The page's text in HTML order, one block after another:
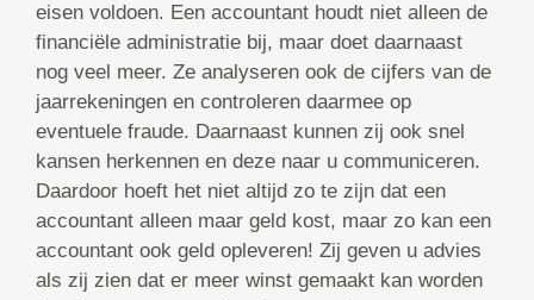
eisen voldoen. Een accountant houdt niet alleen de
financiële administratie bij, maar doet daarnaast
nog veel meer. Ze analyseren ook de cijfers van de
jaarrekeningen en controleren daarmee op
eventuele fraude. Daarnaast kunnen zij ook snel
kansen herkennen en deze naar u communiceren.
Daardoor hoeft het niet altijd zo te zijn dat een
accountant alleen maar geld kost, maar zo kan een
accountant ook geld opleveren! Zij geven u advies
als zij zien dat er meer winst gemaakt kan worden